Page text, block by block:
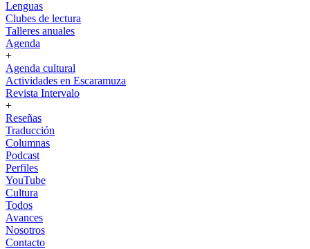
Lenguas
Clubes de lectura
Talleres anuales
Agenda
+
Agenda cultural
Actividades en Escaramuza
Revista Intervalo
+
Reseñas
Traducción
Columnas
Podcast
Perfiles
YouTube
Cultura
Todos
Avances
Nosotros
Contacto